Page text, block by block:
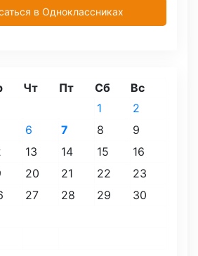
в Одноклассниках
Чт Пт Сб Вс
1
2
6 7 8
9
13 14 15
16
20 21 22
23
27 28 29
30